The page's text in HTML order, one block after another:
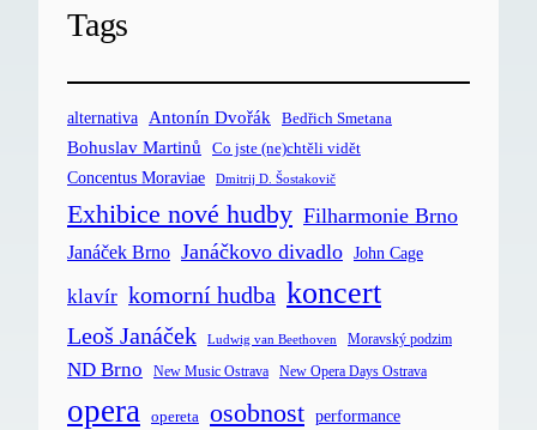
Tags
alternativa Antonín Dvořák Bedřich Smetana
Bohuslav Martinů Co jste (ne)chtěli vidět
Concentus Moraviae Dmitrij D. Šostakovič
Exhibice nové hudby Filharmonie Brno
Janáček Brno Janáčkovo divadlo John Cage
klavír komorní hudba koncert
Leoš Janáček Ludwig van Beethoven Moravský podzim
ND Brno New Music Ostrava New Opera Days Ostrava
opera opereta osobnost performance